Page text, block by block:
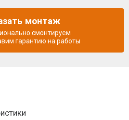
монтаж
смонтируем
гарантию на работы